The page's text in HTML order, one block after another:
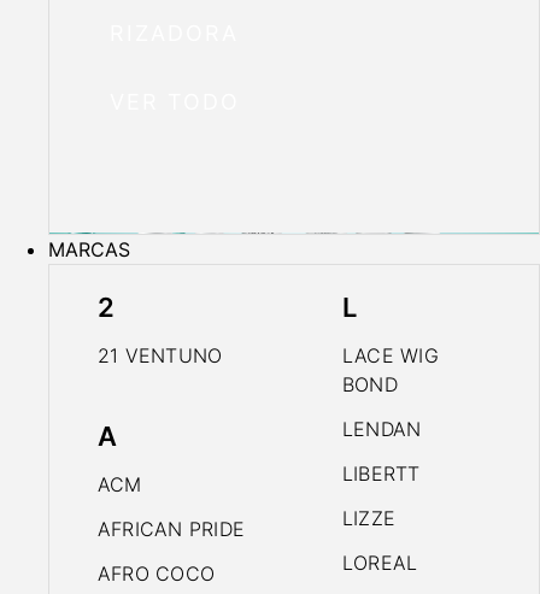
MARCAS
2
21 VENTUNO
A
ACM
AFRICAN PRIDE
AFRO COCO
L
LACE WIG
BOND
LENDAN
LIBERTT
LIZZE
LOREAL